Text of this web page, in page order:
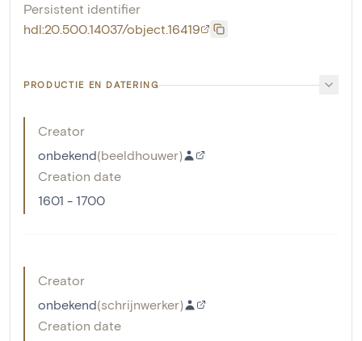
Persistent identifier
hdl:20.500.14037/object.16419
PRODUCTIE EN DATERING
Creator
onbekend(beeldhouwer)
Creation date
1601 - 1700
Creator
onbekend(schrijnwerker)
Creation date